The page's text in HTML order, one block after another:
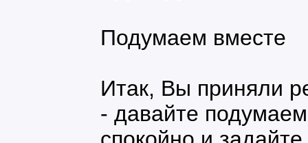
Подумаем вместе
Итак, Вы приняли
- давайте